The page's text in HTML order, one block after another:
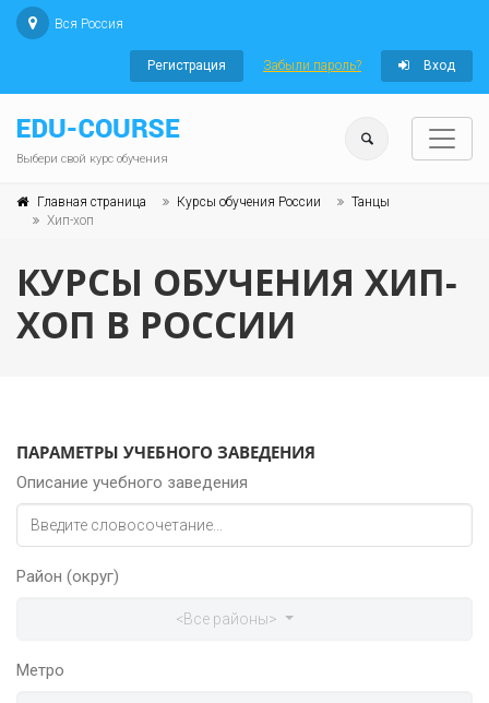
Вся Россия
Регистрация Забыли пароль? Вход
Выбери свой курс обучения
Главная страница Курсы обучения России
Танцы
Хип-хоп
КУРСЫ ОБУЧЕНИЯ ХИП-
ХОП В РОССИИ
ПАРАМЕТРЫ УЧЕБНОГО ЗАВЕДЕНИЯ
Описание учебного заведения
Район (округ)
<Все районы>
Метро